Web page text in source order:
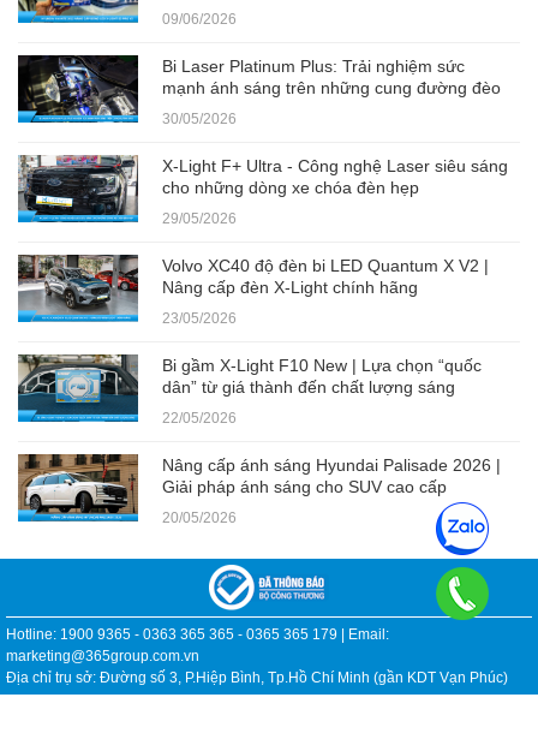
09/06/2026
Bi Laser Platinum Plus: Trải nghiệm sức
mạnh ánh sáng trên những cung đường đèo
30/05/2026
X-Light F+ Ultra - Công nghệ Laser siêu sáng
cho những dòng xe chóa đèn hẹp
29/05/2026
Volvo XC40 độ đèn bi LED Quantum X V2 |
Nâng cấp đèn X-Light chính hãng
23/05/2026
Bi gầm X-Light F10 New | Lựa chọn “quốc
dân” từ giá thành đến chất lượng sáng
22/05/2026
Nâng cấp ánh sáng Hyundai Palisade 2026 |
Giải pháp ánh sáng cho SUV cao cấp
20/05/2026
Hotline: 1900 9365 - 0363 365 365 - 0365 365 179 | Email:
marketing@365group.com.vn
Địa chỉ trụ sở: Đường số 3, P.Hiệp Bình, Tp.Hồ Chí Minh (gần KDT Vạn Phúc)